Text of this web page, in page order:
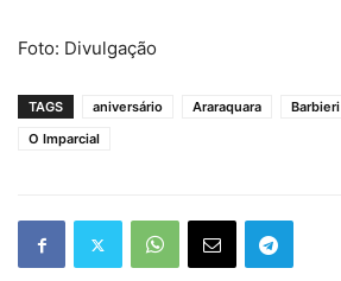
Foto: Divulgação
TAGS aniversário Araraquara Barbieri
O Imparcial